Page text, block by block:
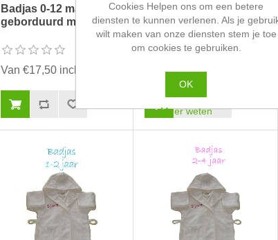
Badjas 0-12 maanden
geborduurd met Naam
Van €17,50 incl. BTW
Badjas 0-12 maanden
Uni color
€14,99 incl. BTW
Cookies Helpen ons om een betere
diensten te kunnen verlenen. Als je
wilt maken van onze diensten stem je toe
om cookies te gebruiken.
OK
Meer weten